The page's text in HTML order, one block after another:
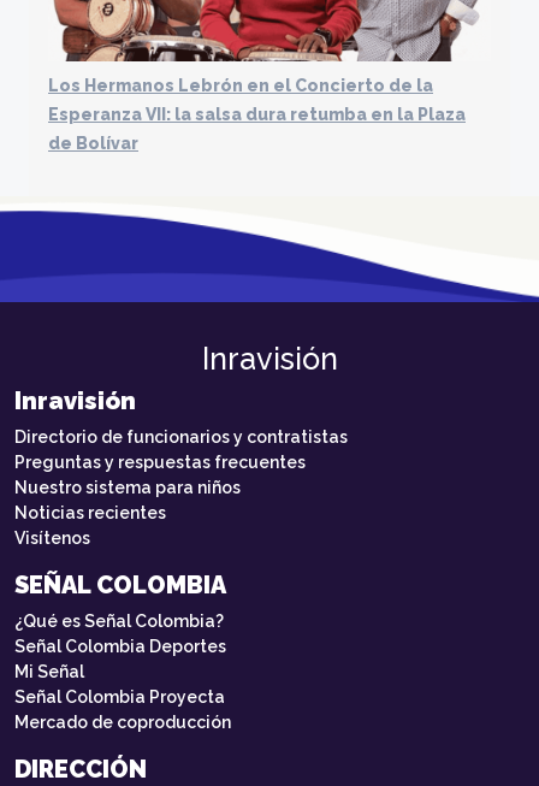
Los Hermanos Lebrón en el Concierto de la
Esperanza VII: la salsa dura retumba en la Plaza
de Bolívar
Inravisión
Inravisión
Directorio de funcionarios y contratistas
Preguntas y respuestas frecuentes
Nuestro sistema para niños
Noticias recientes
Visítenos
SEÑAL COLOMBIA
¿Qué es Señal Colombia?
Señal Colombia Deportes
Mi Señal
Señal Colombia Proyecta
Mercado de coproducción
DIRECCIÓN